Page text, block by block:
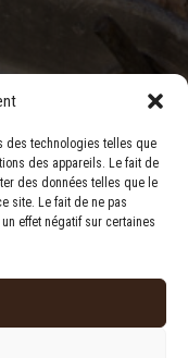
des technologies telles que
des appareils. Le fait de
des données telles que le
site. Le fait de ne pas
effet négatif sur certaines